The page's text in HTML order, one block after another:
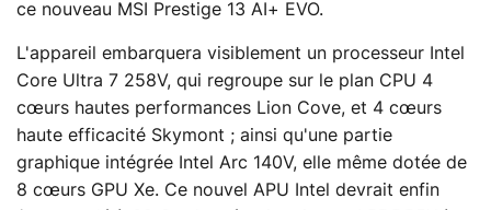
ce nouveau MSI Prestige 13 AI+ EVO.
L'appareil embarquera visiblement un processeur Intel
Core Ultra 7 258V, qui regroupe sur le plan CPU 4
cœurs hautes performances Lion Cove, et 4 cœurs
haute efficacité Skymont ; ainsi qu'une partie
graphique intégrée Intel Arc 140V, elle même dotée de
8 cœurs GPU Xe. Ce nouvel APU Intel devrait enfin